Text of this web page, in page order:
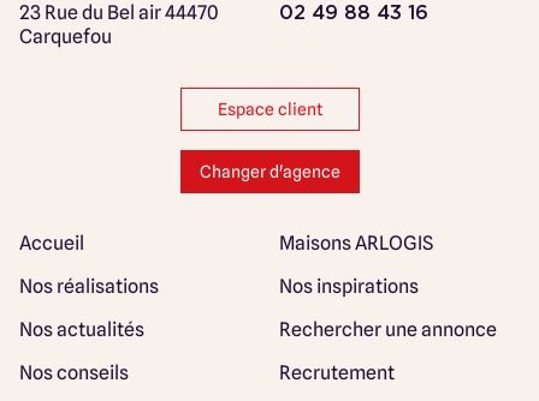
23 Rue du Bel air44470
Carquefou
02 49 88 43 16
Espace client
Changer d'agence
Accueil
Maisons ARLOGIS
Nos réalisations
Nos inspirations
Nos actualités
Rechercher une annonce
Nos conseils
Recrutement